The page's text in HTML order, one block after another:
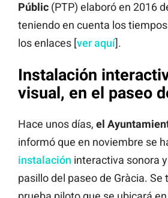
Públic (PTP) elaboró en 2016
teniendo en cuenta los
los enlaces [ver aquí].
Instalación
visual, en el paseo
Hace unos días, el
informó que en noviembre se
instalación interactiva sonora
pasillo del paseo de Gràcia. Se